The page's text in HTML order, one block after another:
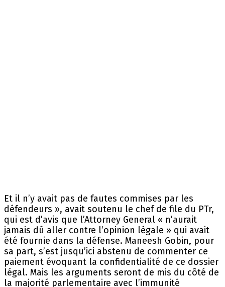
Et il n’y avait pas de fautes commises par les
défendeurs », avait soutenu le chef de file du PTr,
qui est d’avis que l’Attorney General « n’aurait
jamais dû aller contre l’opinion légale » qui avait
été fournie dans la défense. Maneesh Gobin, pour
sa part, s’est jusqu’ici abstenu de commenter ce
paiement évoquant la confidentialité de ce dossier
légal. Mais les arguments seront de mis du côté de
la majorité parlementaire avec l’immunité